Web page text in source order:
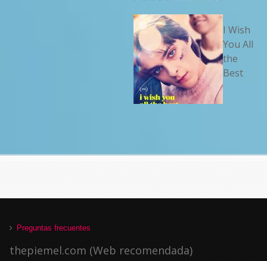
I Wish
You All
the
Best
Preguntas frecuentes
thepiemel.com (Web recomendada)